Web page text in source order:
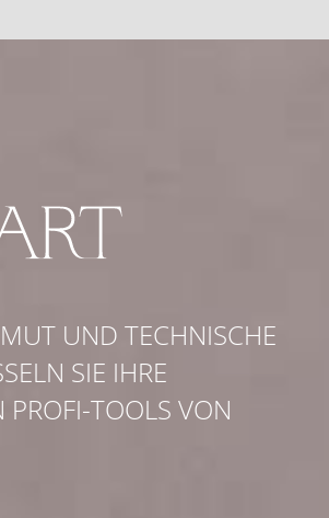
UND TECHNISCHE
SIE IHRE
PROFI-TOOLS VON